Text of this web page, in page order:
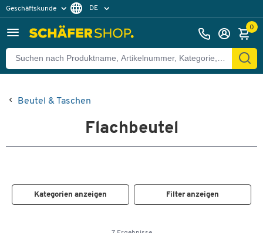
Geschäftskunde DE
0
Beutel & Taschen
Flachbeutel
Kategorien anzeigen Filter anzeigen